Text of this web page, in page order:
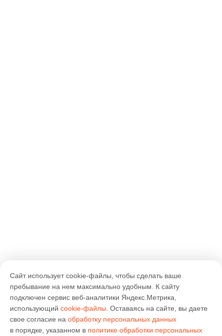
Сайт использует cookie-файлы, чтобы сделать ваше
пребывание на нем максимально удобным. К cайту
подключен сервис веб-аналитики Яндекс.Метрика,
использующий cookie-файлы . Оставаясь на сайте, вы даете
свое согласие на обработку персональных данных
в порядке, указанном в политике обработки персональных